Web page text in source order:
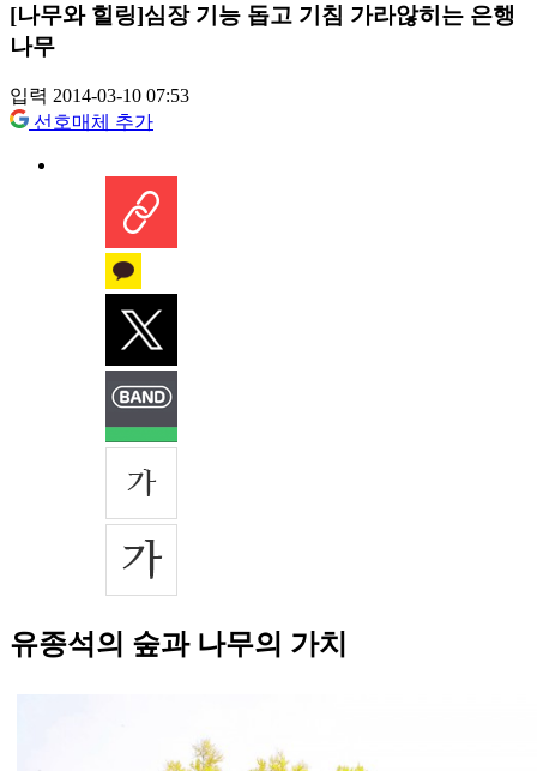
[나무와 힐링]심장 기능 돕고 기침 가라않히는 은행
나무
입력 2014-03-10 07:53
선호매체 추가
유종석의 숲과 나무의 가치